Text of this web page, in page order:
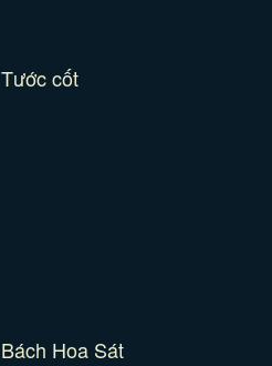
Tước cốt
Bách Hoa Sát